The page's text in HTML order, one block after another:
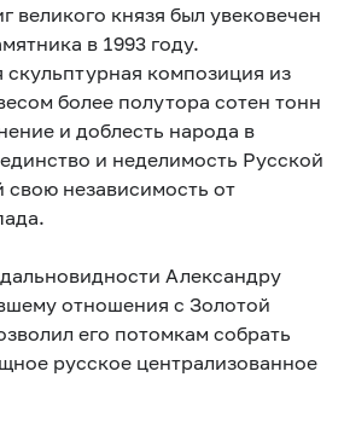
великого князя был увековечен
в 1993 году.
скульптурная композиция из
более полутора сотен тонн
и доблесть народа в
и неделимость Русской
свою независимость от
Александру
отношения с Золотой
его потомкам собрать
русское централизованное